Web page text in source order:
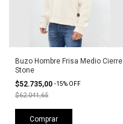
Buzo Hombre Frisa Medio Cierre
Stone
$52.735,00 -15% OFF
$62.041,65
Comprar